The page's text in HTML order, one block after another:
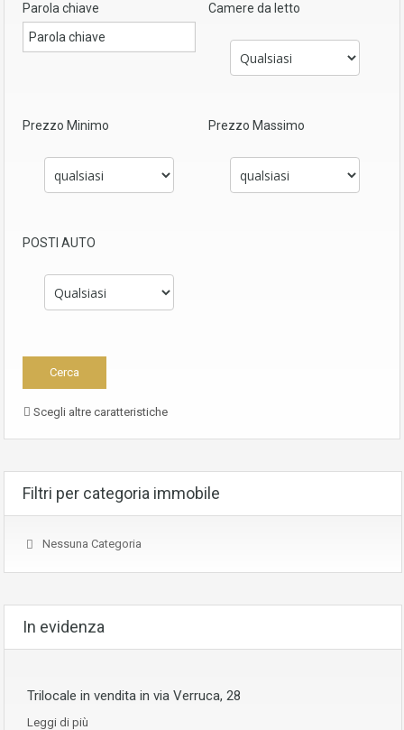
Parola chiave Camere da letto
Prezzo Minimo Prezzo Massimo
POSTI AUTO
Scegli altre caratteristiche
Filtri per categoria immobile
Nessuna Categoria
In evidenza
Trilocale in vendita in via Verruca, 28
Leggi di più